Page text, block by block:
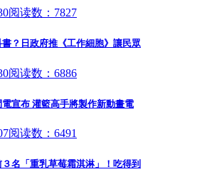
阅读数：7827
？日政府推《工作細胞》讓民眾
阅读数：6886
宣布 灌籃高手將製作新動畫電
阅读数：6491
名「重乳草莓霜淇淋」！吃得到